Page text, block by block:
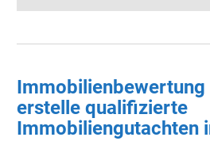
Immobilienbewertung
erstelle qualifizierte
Immobiliengutachten